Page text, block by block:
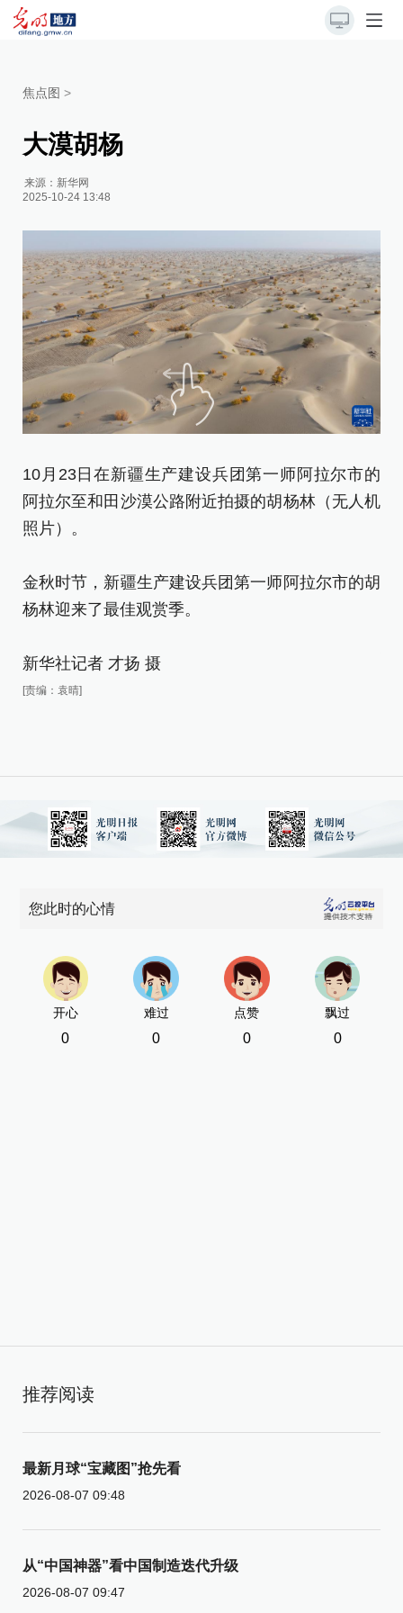
焦点图 >
大漠胡杨
来源： 新华网
2025-10-24 13:48
10月23日在新疆生产建设兵团第一师阿拉尔市的
阿拉尔至和田沙漠公路附近拍摄的胡杨林（无人机
照片）。
金秋时节，新疆生产建设兵团第一师阿拉尔市的胡
杨林迎来了最佳观赏季。
新华社记者 才扬 摄
[责编：袁晴]
您此时的心情
开心
0
难过
0
点赞
0
飘过
0
推荐阅读
最新月球“宝藏图”抢先看
2026-08-07 09:48
从“中国神器”看中国制造迭代升级
2026-08-07 09:47